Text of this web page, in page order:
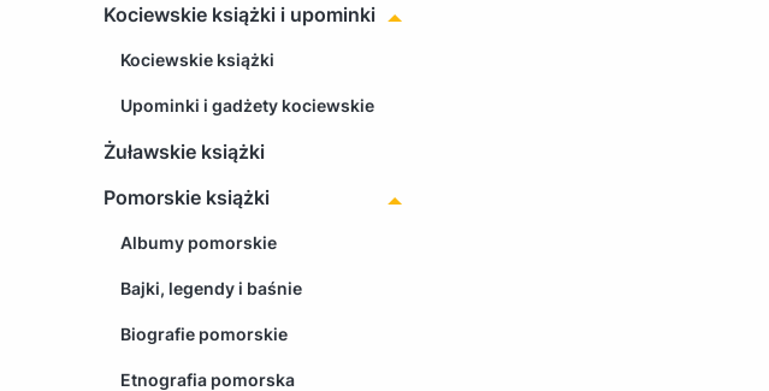
Kociewskie książki i upominki
Kociewskie książki
Upominki i gadżety kociewskie
Żuławskie książki
Pomorskie książki
Albumy pomorskie
Bajki, legendy i baśnie
Biografie pomorskie
Etnografia pomorska